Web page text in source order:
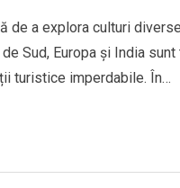
de a explora culturi
Sud, Europa și India
turistice imperdabile. În…